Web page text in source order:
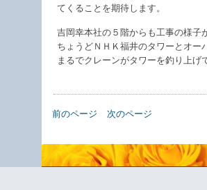
てくることを期待します。
吉岡幸本社の５階からも工事の様子
ちょうどＮＨＫ福井のタワーとオー
まるでクレーンがタワーを釣り上げ
前のページ 次のページ